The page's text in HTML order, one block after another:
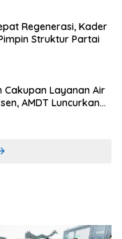
Regenerasi, Kader
Struktur Partai
Cakupan Layanan Air
AMDT Luncurkan